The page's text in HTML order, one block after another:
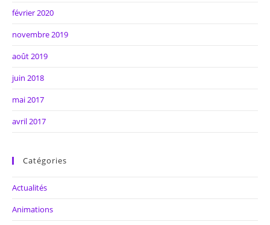
février 2020
novembre 2019
août 2019
juin 2018
mai 2017
avril 2017
Catégories
Actualités
Animations